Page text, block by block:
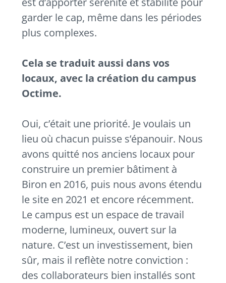
garder le cap, même dans les périodes
plus complexes.
Cela se traduit aussi dans vos
locaux, avec la création du campus
Octime.
Oui, c’était une priorité. Je voulais un
lieu où chacun puisse s’épanouir. Nous
avons quitté nos anciens locaux pour
construire un premier bâtiment à
Biron en 2016, puis nous avons étendu
le site en 2021 et encore récemment.
Le campus est un espace de travail
moderne, lumineux, ouvert sur la
nature. C’est un investissement, bien
sûr, mais il reflète notre conviction :
des collaborateurs bien installés sont